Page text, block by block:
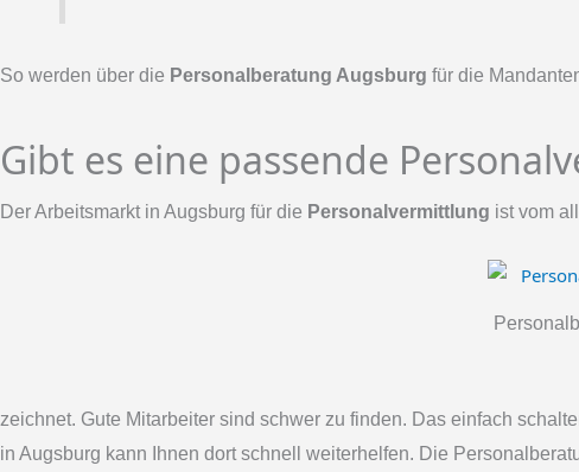
So werden über die Personalberatung Augsburg für die
Gibt es eine passende
Der Arbeitsmarkt in Augsburg für die Personalvermittlung ist vom
zeichnet. Gute Mitarbeiter sind schwer zu finden. Das einfach
in Augsburg kann Ihnen dort schnell weiterhelfen. Die